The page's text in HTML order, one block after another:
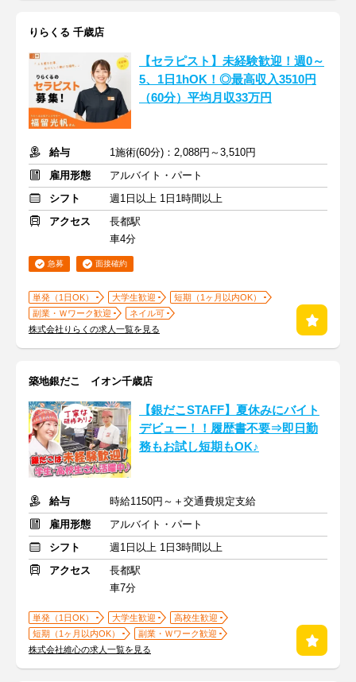
りらくる 千歳店
【セラピスト】未経験歓迎！週0～
5、1日1hOK！◎最高収入3510円
（60分）平均月収33万円
給与
1施術(60分)：2,088円～3,510円
雇用形態
アルバイト・パート
シフト
週1日以上 1日1時間以上
アクセス
長都駅
車4分
急募 面接確約
単発（1日OK） 大学生歓迎
短期（1ヶ月以内OK）
副業・Ｗワーク歓迎
ネイル可
株式会社りらくの求人一覧を見る
築地銀だこ イオン千歳店
【銀だこSTAFF】夏休みにバイト
デビュー！！履歴書不要⇒即日勤
務もお試し短期もOK♪
給与
時給1150円～＋交通費規定支給
雇用形態
アルバイト・パート
シフト
週1日以上 1日3時間以上
アクセス
長都駅
車7分
単発（1日OK） 大学生歓迎
高校生歓迎
短期（1ヶ月以内OK）
副業・Ｗワーク歓迎
株式会社維心の求人一覧を見る